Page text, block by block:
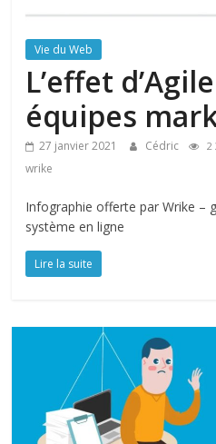
Vie du Web
L’effet
équipes
27 janvier 2021 Cédric 2
wrike
Infographie offerte par Wrike –
système en ligne
Lire la suite